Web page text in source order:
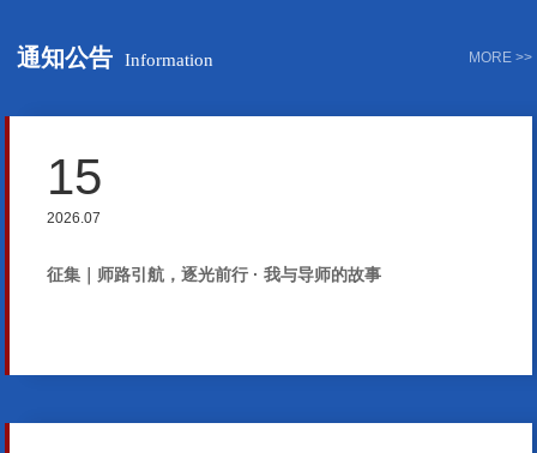
牌。讲座中，杨卫院士围绕“交叉力学”这一前沿方向展开系统阐述。
通知公告 Information MORE >>
15
2026.07
征集｜师路引航，逐光前行 · 我与导师的故事